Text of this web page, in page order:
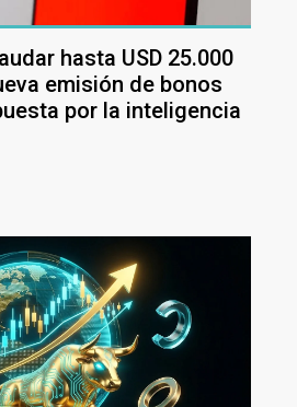
hasta USD 25.000
emisión de bonos
por la inteligencia